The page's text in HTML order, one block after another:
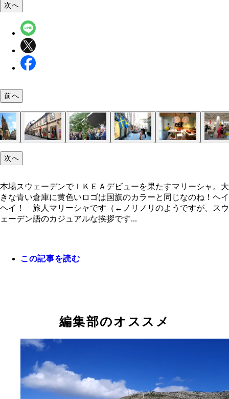
Ｍはビルに入った大きいものから小さい路面店ま
イポールが建てられた
のイニシャルと、彼が育った農場や村の頭文字を
るんだって！
街や人や花の名前が付いているって知ってた？
次へ
前へ
次へ
本場スウェーデンでＩＫＥＡデビューを果たすマリーシャ。大
きな青い倉庫に黄色いロゴは国旗のカラーと同じなのね！ヘイ
ヘイ！ 旅人マリーシャです（←ノリノリのようですが、スウ
ェーデン語のカジュアルな挨拶です...
この記事を読む
編集部のオススメ